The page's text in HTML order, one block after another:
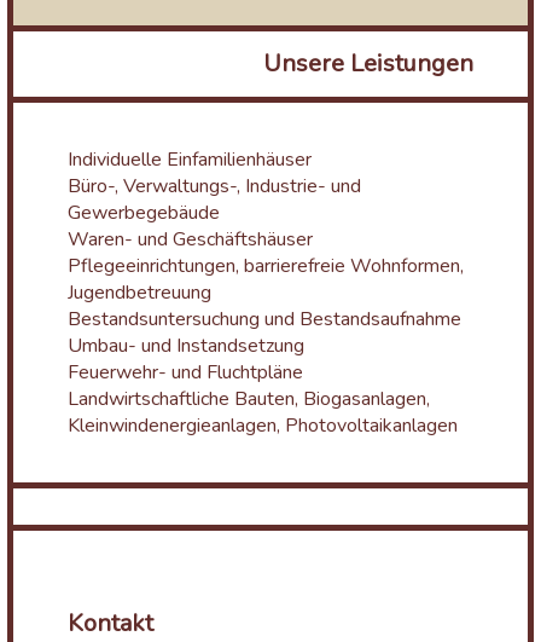
Unsere Leistungen
Individuelle Einfamilienhäuser
Büro-, Verwaltungs-, Industrie- und
Gewerbegebäude
Waren- und Geschäftshäuser
Pflegeeinrichtungen, barrierefreie Wohnformen,
Jugendbetreuung
Bestandsuntersuchung und Bestandsaufnahme
Umbau- und Instandsetzung
Feuerwehr- und Fluchtpläne
Landwirtschaftliche Bauten, Biogasanlagen,
Kleinwindenergieanlagen, Photovoltaikanlagen
Kontakt